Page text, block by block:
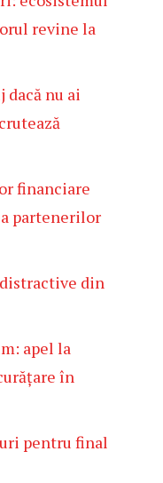
revine la
dacă nu ai
financiare
partenerilor
din
apel la
în
pentru final